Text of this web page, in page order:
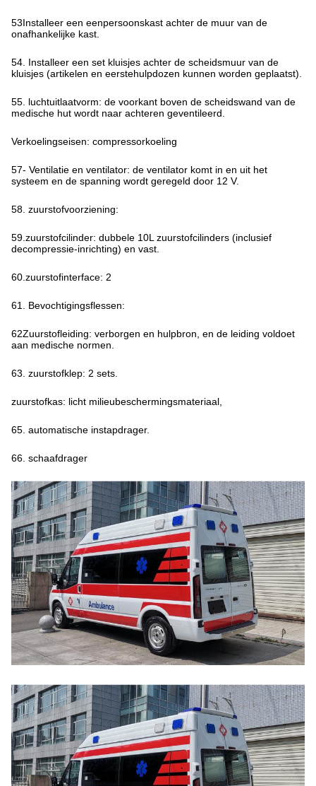
53Installeer een eenpersoonskast achter de muur van de
onafhankelijke kast.
54. Installeer een set kluisjes achter de scheidsmuur van de
kluisjes (artikelen en eerstehulpdozen kunnen worden geplaatst).
55. luchtuitlaatvorm: de voorkant boven de scheidswand van de
medische hut wordt naar achteren geventileerd.
Verkoelingseisen: compressorkoeling
57- Ventilatie en ventilator: de ventilator komt in en uit het
systeem en de spanning wordt geregeld door 12 V.
58. zuurstofvoorziening:
59.zuurstofcilinder: dubbele 10L zuurstofcilinders (inclusief
decompressie-inrichting) en vast.
60.zuurstofinterface: 2
61. Bevochtigingsflessen:
62Zuurstofleiding: verborgen en hulpbron, en de leiding voldoet
aan medische normen.
63. zuurstofklep: 2 sets.
zuurstofkas: licht milieubeschermingsmateriaal,
65. automatische instapdrager.
66. schaafdrager